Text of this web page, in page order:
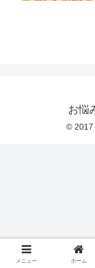
お悩
© 2017
メニュー ホーム